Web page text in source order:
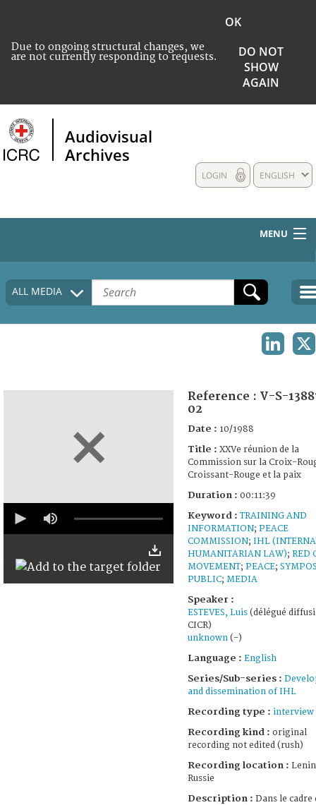
Due to ongoing structural changes, we
are not currently responding to requests.
OK
DO NOT
SHOW
AGAIN
Audiovisual
Archives
ENGLISH
LOGIN
MENU
HOME
COLLECTIONS DESCRIPTION
ALL MEDIA
seconds
Reference : V-S-
02
Date : 10/1988
Title : XXVe réunion de la
Commission sur la Croix-
Croissant-Rouge et la paix
Duration : 00:11:39
Keyword :TRAINING AND
INFORMATION; PEACE
COMMISSION; IHL
HUMANITARIAN LAW); RED
MOVEMENT; PEACE;
PUBLIC; MEDIA
Speaker :
ESTEVES, Luis (délégué
CICR)
unknown (-)
Language : English
Series/Sub-series :
and dissemination of IHL
Recording type : interview
Recording kind : original
recording not edited (rush)
Recording location :
Russie
Description : Dans le cadre